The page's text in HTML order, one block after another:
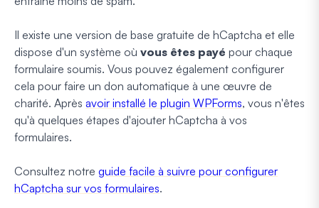
Il existe une version de base gratuite de hCaptcha et elle
dispose d'un système où vous êtes payé pour chaque
formulaire soumis. Vous pouvez également configurer
cela pour faire un don automatique à une œuvre de
charité. Après avoir installé le plugin WPForms, vous n'êtes
qu'à quelques étapes d'ajouter hCaptcha à vos
formulaires.
Consultez notre guide facile à suivre pour configurer
hCaptcha sur vos formulaires.